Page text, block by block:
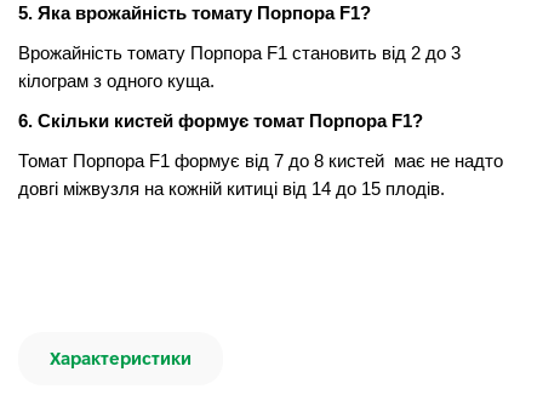
5. Яка врожайність томату Порпора F1?
Врожайність томату Порпора F1 становить від 2 до 3
кілограм з одного куща.
6. Скільки кистей формує томат Порпора F1?
Томат Порпора F1 формує від 7 до 8 кистей має не надто
довгі міжвузля на кожній китиці від 14 до 15 плодів.
Характеристики